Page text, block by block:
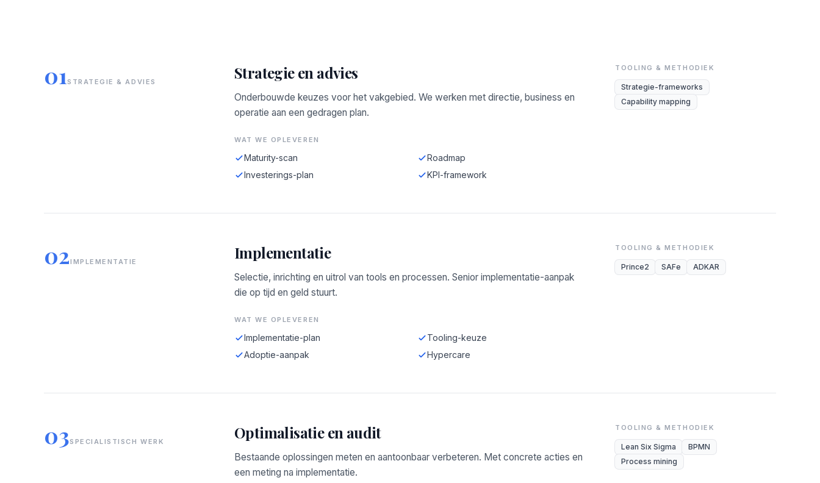
01 STRATEGIE & ADVIES Strategie en advies
Onderbouwde keuzes voor het vakgebied. We werken met directie, business en
operatie aan een gedragen plan.
WAT WE OPLEVEREN
Maturity-scan
Roadmap
Investerings-plan
KPI-framework
TOOLING & METHODIEK
Strategie-frameworks
Capability mapping
02IMPLEMENTATIE Implementatie
Selectie, inrichting en uitrol van tools en processen. Senior implementatie-aanpak
die op tijd en geld stuurt.
WAT WE OPLEVEREN
Implementatie-plan
Tooling-keuze
Adoptie-aanpak
Hypercare
TOOLING & METHODIEK
Prince2 SAFe ADKAR
03SPECIALISTISCH WERK Optimalisatie en audit
Bestaande oplossingen meten en aantoonbaar verbeteren. Met concrete acties en
een meting na implementatie.
TOOLING & METHODIEK
Lean Six Sigma
BPMN
Process mining